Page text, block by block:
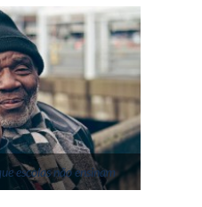
escolas não ensinam